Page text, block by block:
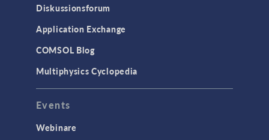
Diskussionsforum
Application Exchange
COMSOL Blog
Multiphysics Cyclopedia
Events
Webinare